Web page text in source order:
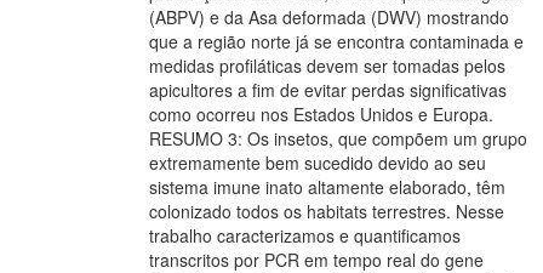
(ABPV) e da Asa deformada (DWV) mostrando
que a região norte já se encontra contaminada e
medidas profiláticas devem ser tomadas pelos
apicultores a fim de evitar perdas significativas
como ocorreu nos Estados Unidos e Europa.
RESUMO 3: Os insetos, que compõem um grupo
extremamente bem sucedido devido ao seu
sistema imune inato altamente elaborado, têm
colonizado todos os habitats terrestres. Nesse
trabalho caracterizamos e quantificamos
transcritos por PCR em tempo real do gene